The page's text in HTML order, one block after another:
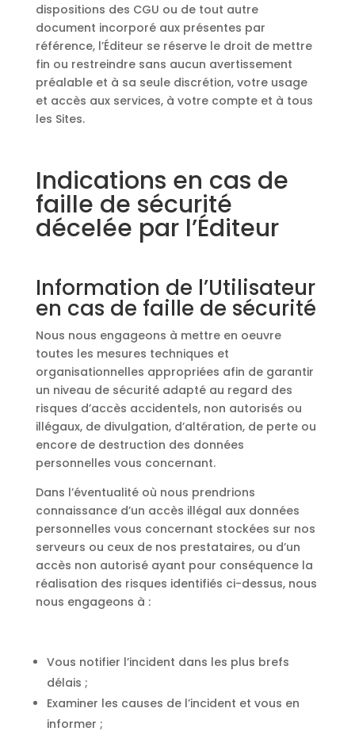
dispositions des CGU ou de tout autre
document incorporé aux présentes par
référence, l’Éditeur se réserve le droit de mettre
fin ou restreindre sans aucun avertissement
préalable et à sa seule discrétion, votre usage
et accès aux services, à votre compte et à tous
les Sites.
Indications en cas de
faille de sécurité
décelée par l’Éditeur
Information de l’Utilisateur
en cas de faille de sécurité
Nous nous engageons à mettre en oeuvre
toutes les mesures techniques et
organisationnelles appropriées afin de garantir
un niveau de sécurité adapté au regard des
risques d’accès accidentels, non autorisés ou
illégaux, de divulgation, d’altération, de perte ou
encore de destruction des données
personnelles vous concernant.
Dans l’éventualité où nous prendrions
connaissance d’un accès illégal aux données
personnelles vous concernant stockées sur nos
serveurs ou ceux de nos prestataires, ou d’un
accès non autorisé ayant pour conséquence la
réalisation des risques identifiés ci-dessus, nous
nous engageons à :
Vous notifier l’incident dans les plus brefs
délais ;
Examiner les causes de l’incident et vous en
informer ;